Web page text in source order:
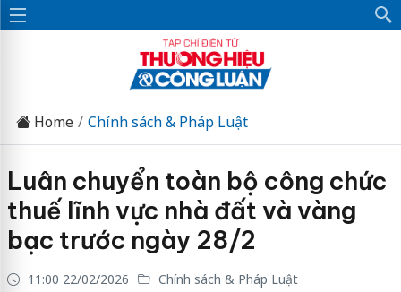
Home Chính sách & Pháp Luật
Luân chuyển toàn bộ công chức
thuế lĩnh vực nhà đất và vàng
bạc trước ngày 28/2
11:00 22/02/2026 Chính sách & Pháp Luật